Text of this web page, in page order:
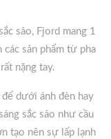
sảo, Fjord mang 1
sản phẩm từ pha
nặng tay.
dưới ánh đèn hay
sắc sảo như cầu
tạo nên sự lấp lạnh